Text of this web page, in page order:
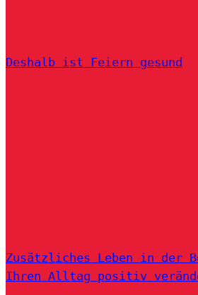
Deshalb ist Feiern gesund
Zusätzliches Leben in der
Ihren Alltag positiv